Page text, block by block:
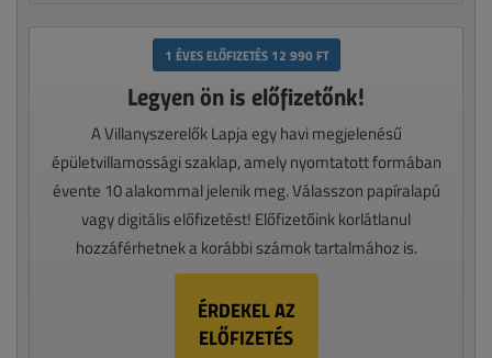
1 ÉVES ELŐFIZETÉS 12 990 FT
Legyen ön is előfizetőnk!
A Villanyszerelők Lapja egy havi megjelenésű
épületvillamossági szaklap, amely nyomtatott formában
évente 10 alakommal jelenik meg. Válasszon papíralapú
vagy digitális előfizetést! Előfizetőink korlátlanul
hozzáférhetnek a korábbi számok tartalmához is.
ÉRDEKEL AZ
ELŐFIZETÉS